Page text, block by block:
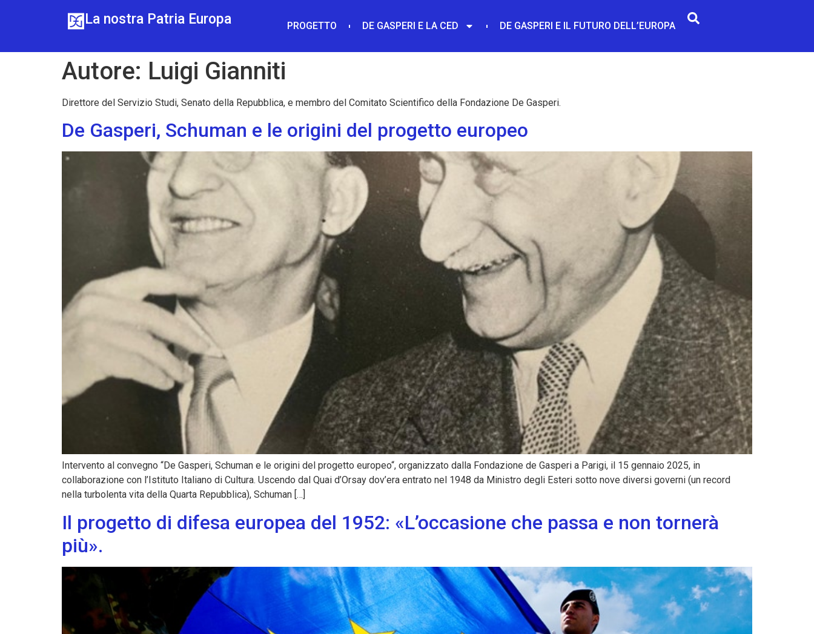
La nostra Patria Europa PROGETTO DE GASPERI E LA CED DE GASPERI E IL FUTURO DELL’EUROPA
Autore: Luigi Gianniti
Direttore del Servizio Studi, Senato della Repubblica, e membro del Comitato Scientifico della Fondazione De Gasperi.
De Gasperi, Schuman e le origini del progetto europeo
Intervento al convegno “De Gasperi, Schuman e le origini del progetto europeo“, organizzato dalla Fondazione de Gasperi a Parigi, il 15 gennaio 2025, in
collaborazione con l’Istituto Italiano di Cultura. Uscendo dal Quai d’Orsay dov’era entrato nel 1948 da Ministro degli Esteri sotto nove diversi governi (un record
nella turbolenta vita della Quarta Repubblica), Schuman […]
Il progetto di difesa europea del 1952: «L’occasione che passa e non tornerà
più».